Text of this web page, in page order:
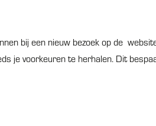
bij een nieuw bezoek op de
je voorkeuren te herhalen. Dit